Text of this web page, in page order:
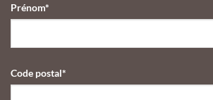
2026
Prénom*
Code postal*